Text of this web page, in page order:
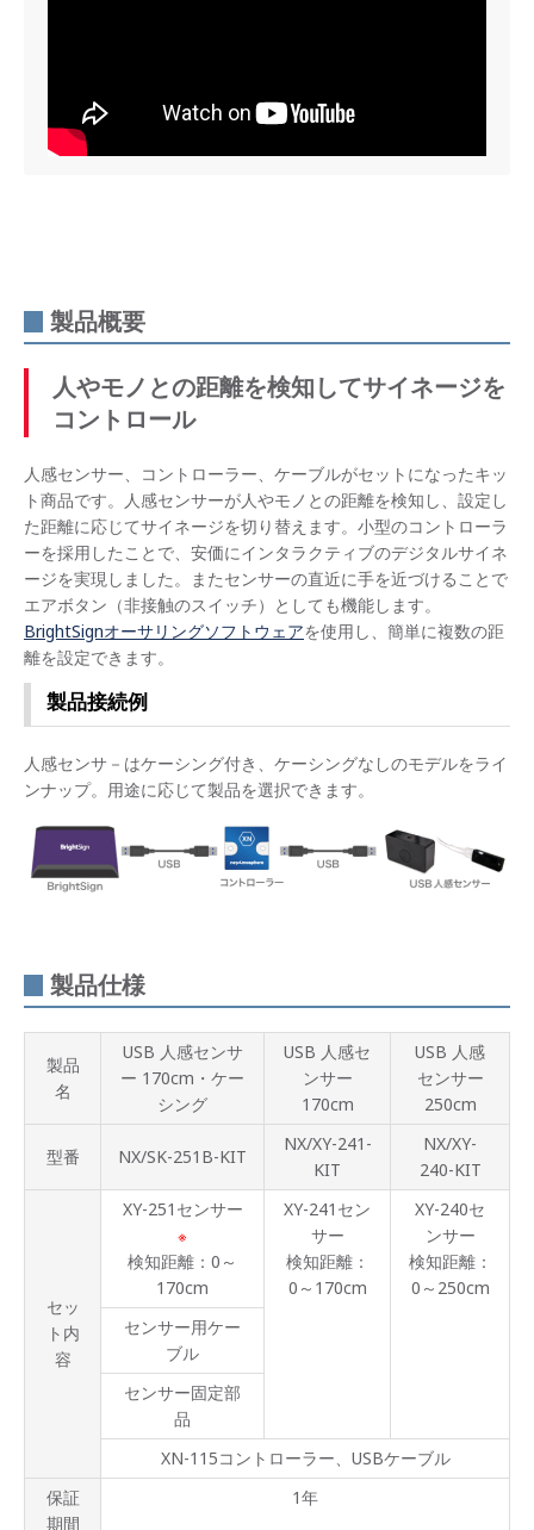
製品概要
人やモノとの距離を検知してサイネージを
コントロール
人感センサー、コントローラー、ケーブルがセットになったキッ
ト商品です。人感センサーが人やモノとの距離を検知し、設定し
た距離に応じてサイネージを切り替えます。小型のコントローラ
ーを採用したことで、安価にインタラクティブのデジタルサイネ
ージを実現しました。またセンサーの直近に手を近づけることで
エアボタン（非接触のスイッチ）としても機能します。
BrightSignオーサリングソフトウェアを使用し、簡単に複数の距
離を設定できます。
製品接続例
人感センサ－はケーシング付き、ケーシングなしのモデルをライ
ンナップ。用途に応じて製品を選択できます。
製品仕様
製品
名
USB 人感センサ
ー 170cm・ケー
シング
USB 人感セ
ンサー
170cm
USB 人感
センサー
250cm
型番 NX/SK-251B-KIT
NX/XY-241-
KIT
NX/XY-
240-KIT
セッ
ト内
容
XY-251センサー
※
検知距離：0～
170cm
XY-241セン
サー
検知距離：
0～170cm
XY-240セ
ンサー
検知距離：
0～250cm
センサー用ケー
ブル
センサー固定部
品
XN-115コントローラー、USBケーブル
保証
期間
1年